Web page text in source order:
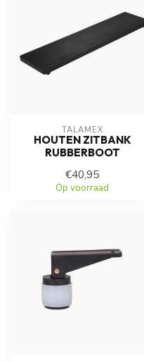
TALAMEX
HOUTEN ZITBANK
RUBBERBOOT
€40,95
Op voorraad